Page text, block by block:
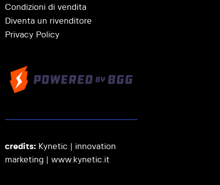
Condizioni di vendita
Diventa un rivenditore
Privacy Policy
credits: Kynetic | innovation
marketing | www.kynetic.it